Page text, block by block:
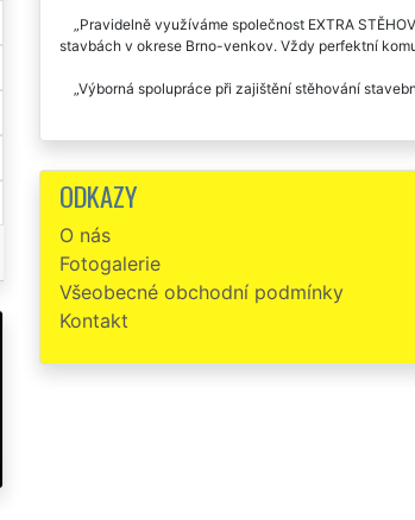
Pravidelně využíváme společnost EXTRA
stavbách v okrese Brno-venkov. Vždy perfektní
Výborná spolupráce při zajištění stěhování
ODKAZY
O nás
Fotogalerie
Všeobecné obchodní podmínky
Kontakt